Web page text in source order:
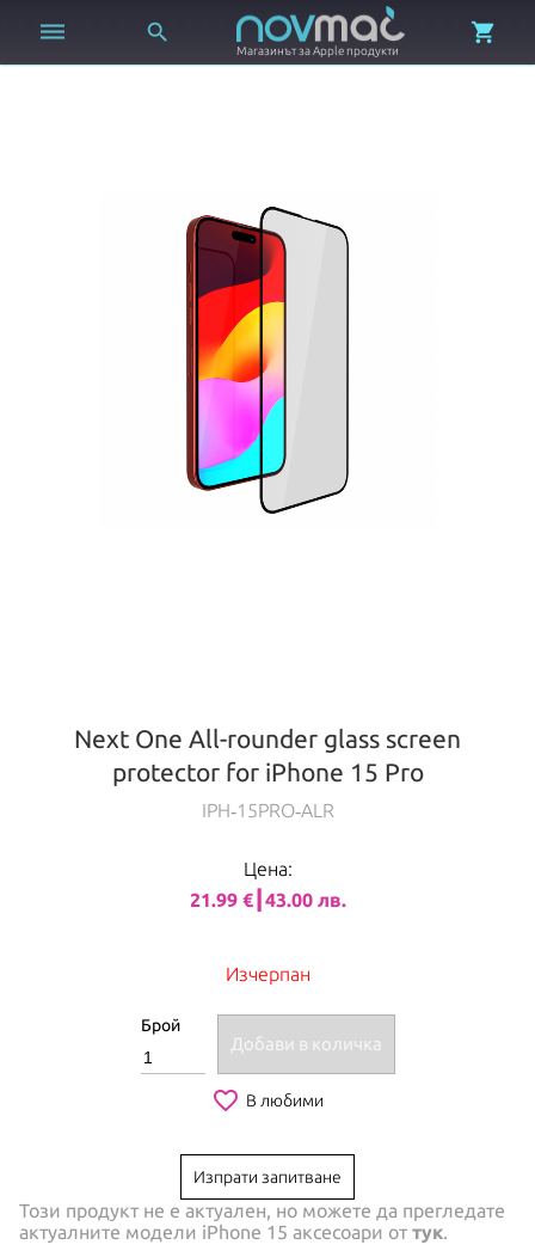
 
Магазинът за Apple продукти

Next One All-rounder glass screen
protector for iPhone 15 Pro
IPH‑15PRO‑ALR
Цена:
21.99 €┃43.00 лв.
Изчерпан
Брой
Добави в количка
favorite_border В любими
Изпрати запитване
Този продукт не е актуален, но можете да прегледате
актуалните модели iPhone 15 аксесоари от тук